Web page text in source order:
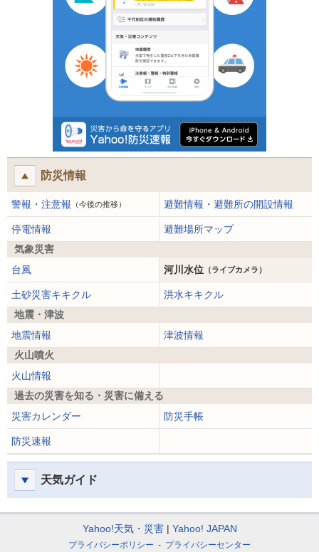
防災情報
警報・注意報 （今後の推移） 避難情報・避難所の開設情報
停電情報
避難場所マップ
気象災害
台風
河川水位 （ライブカメラ）
土砂災害キキクル
洪水キキクル
地震・津波
地震情報
津波情報
火山噴火
火山情報
過去の災害を知る・災害に備える
災害カレンダー
防災手帳
防災速報
天気ガイド
Yahoo!天気・災害 Yahoo! JAPAN
プライバシーポリシー プライバシーセンター